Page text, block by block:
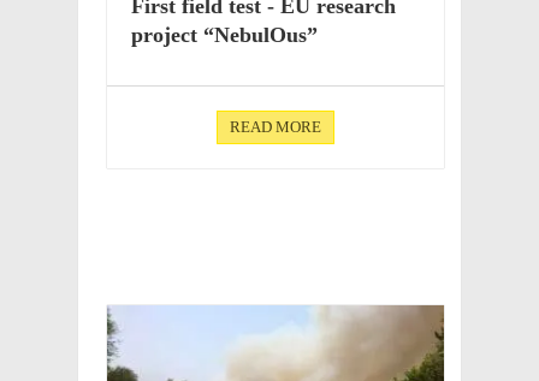
First field test - EU research
project “Nebu­lOus”
READ MORE